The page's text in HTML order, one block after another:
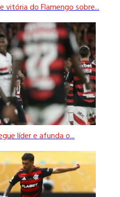
vitória do Flamengo sobre...
líder e afunda o...